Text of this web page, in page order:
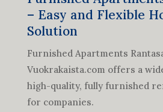
– Easy and Flexible
Solution
Furnished Apartments
Vuokrakaista.com offers a
high-quality, fully furnished
for companies.